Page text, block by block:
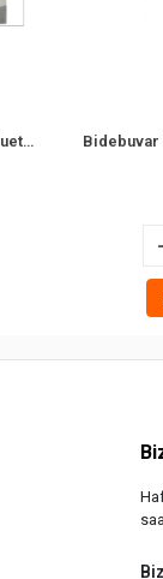
Bidebuvar Dijital Çalar Saat - Bluetooth Özellikli Mini Hoparlör - USB Şarjlı - Işıklı